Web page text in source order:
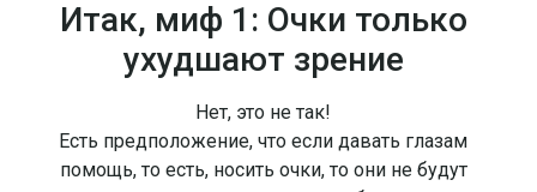
Итак, миф 1: Очки только
ухудшают зрение
Нет, это не так!
Есть предположение, что если давать глазам
помощь, то есть, носить очки, то они не будут